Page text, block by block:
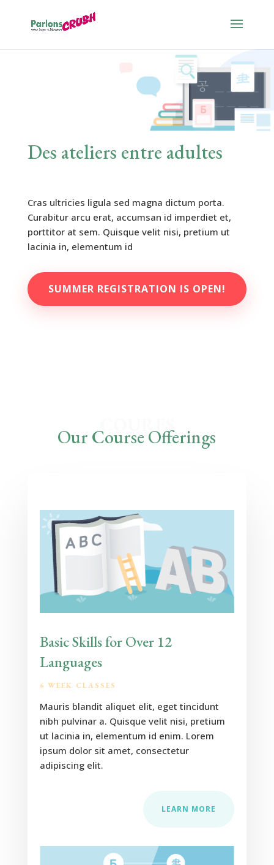
Des ateliers entre adultes
Cras ultricies ligula sed magna dictum porta.
Curabitur arcu erat, accumsan id imperdiet et,
porttitor at sem. Quisque velit nisi, pretium ut
lacinia in, elementum id
SUMMER REGISTRATION IS OPEN!
COURES
Our Course Offerings
Basic Skills for Over 12
Languages
6 WEEK CLASSES
Mauris blandit aliquet elit, eget tincidunt
nibh pulvinar a. Quisque velit nisi, pretium
ut lacinia in, elementum id enim. Lorem
ipsum dolor sit amet, consectetur
adipiscing elit.
LEARN MORE